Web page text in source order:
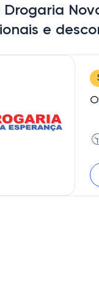
Drogaria
e